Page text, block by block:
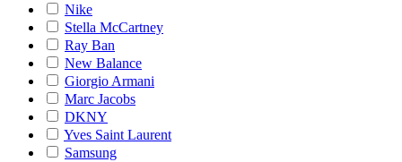
Nike
Stella McCartney
Ray Ban
New Balance
Giorgio Armani
Marc Jacobs
DKNY
Yves Saint Laurent
Samsung